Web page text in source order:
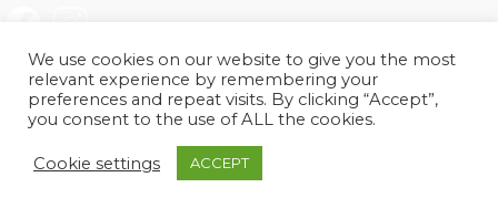
Roma | PI e CF: 12528191005 | markonetsrl@pec.it |
We use cookies on our website to give you the most
relevant experience by remembering your
preferences and repeat visits. By clicking “Accept”,
you consent to the use of ALL the cookies.
Cookie settings ACCEPT